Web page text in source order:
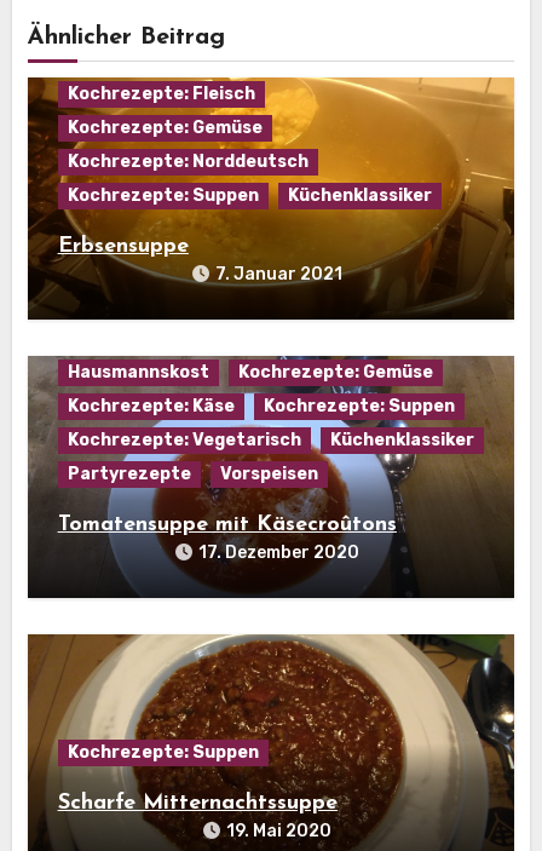
Ähnlicher Beitrag
Eintopf
Hausmannskost
Kochrezepte: Fleisch
Kochrezepte: Gemüse
Kochrezepte: Norddeutsch
Kochrezepte: Suppen
Küchenklassiker
Erbsensuppe
7. Januar 2021
Hausmannskost
Kochrezepte: Gemüse
Kochrezepte: Käse
Kochrezepte: Suppen
Kochrezepte: Vegetarisch
Küchenklassiker
Partyrezepte
Vorspeisen
Tomatensuppe mit Käsecroûtons
17. Dezember 2020
Kochrezepte: Suppen
Scharfe Mitternachtssuppe
19. Mai 2020